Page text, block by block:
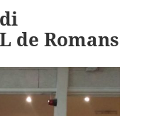
de Romans